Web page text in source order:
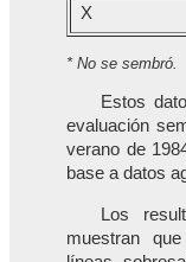
X
* No se sembró.
Estos
evaluación
verano de
base a datos
Los
muestran